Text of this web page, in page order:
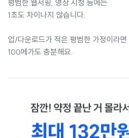
평범한 웹서핑, 영상 시청 등에는
1초도 차이나지 않습니다.
업/다운로드가 적은 평범한 가정이라면
100메가도 충분해요.